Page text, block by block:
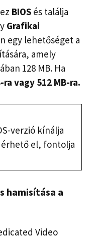
BIOS és találja
Grafikai
egy lehetőséget a
amely
128 MB. Ha
vagy 512 MB-ra.
verzió kínálja
el, fontolja
hamisítása a
Video